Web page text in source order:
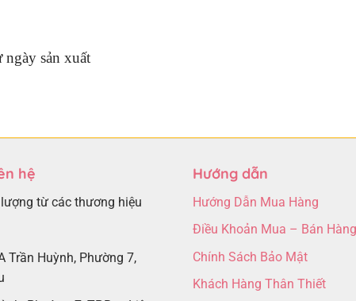
ngày sản xuất
hệ
từ các thương hiệu
Trần Huỳnh, Phường 7,
Hướng dẫn
Hướng Dẫn Mua Hàng
Điều Khoản Mua – Bán Hàng
Chính Sách Bảo Mật
Khách Hàng Thân Thiết